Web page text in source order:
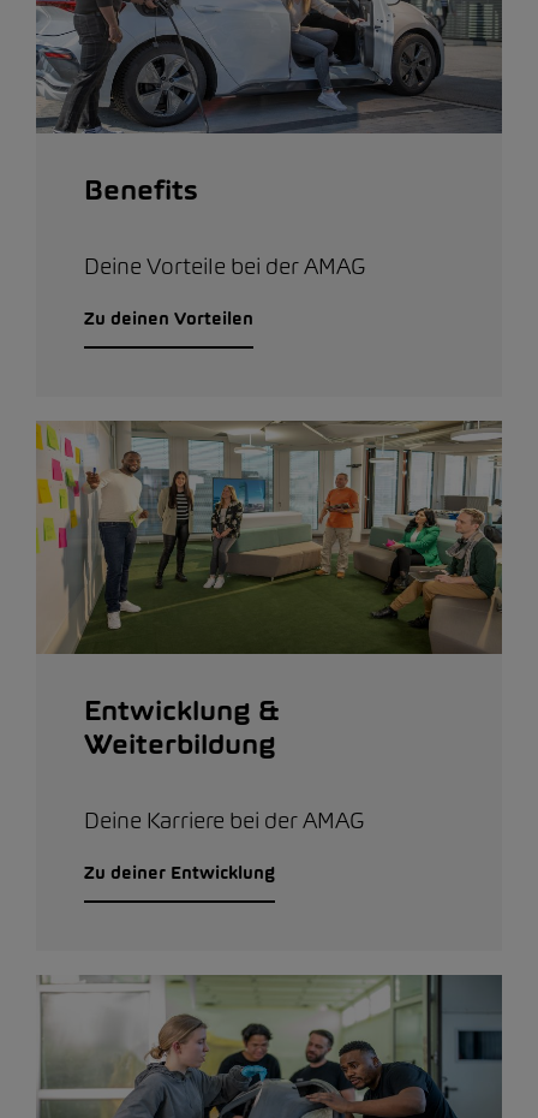
Benefits
Deine Vorteile bei der AMAG
Zu deinen Vorteilen
Entwicklung &
Weiterbildung
Deine Karriere bei der AMAG
Zu deiner Entwicklung